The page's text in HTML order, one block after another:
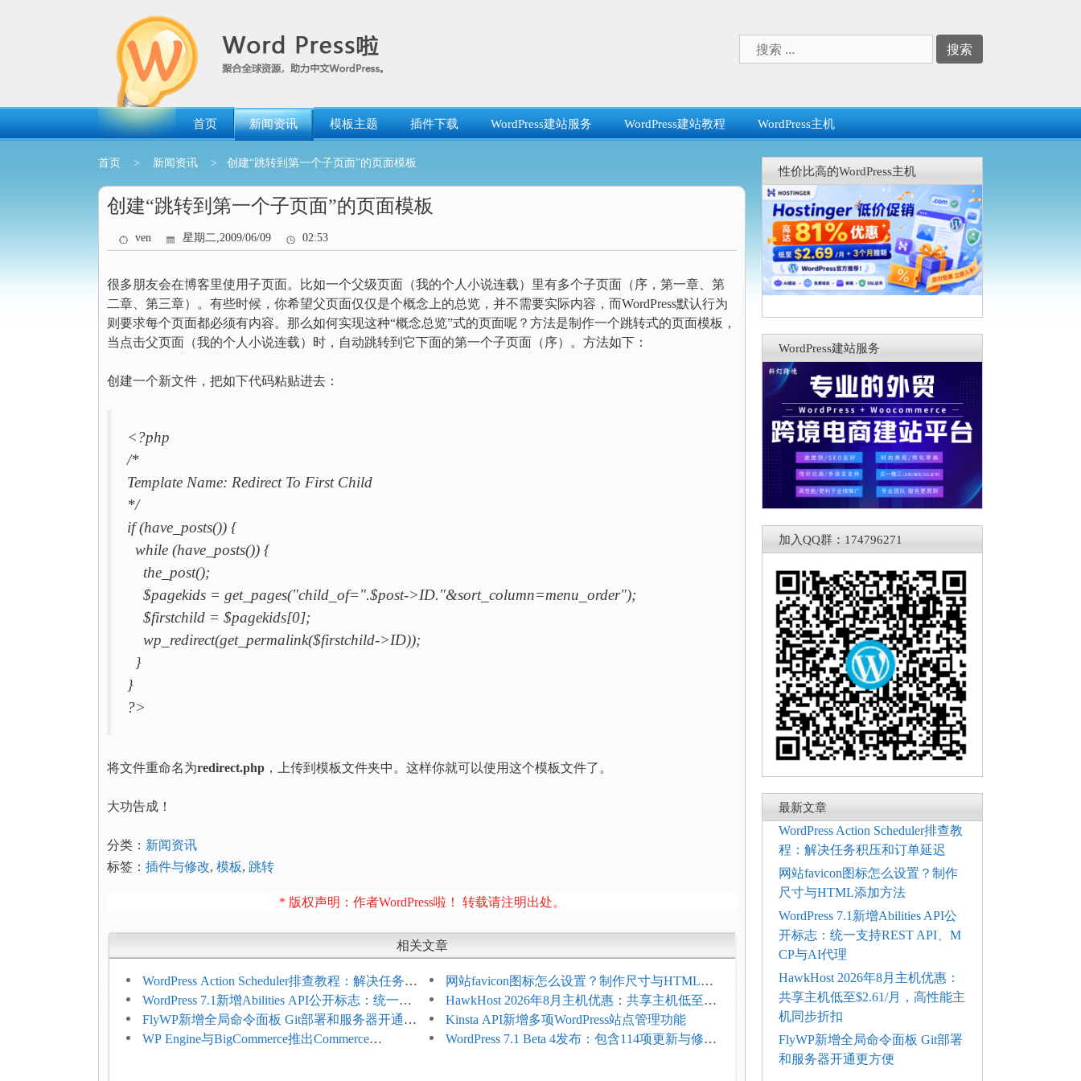
索：
首页 新闻资讯 模板主题 插件下载 WordPress建站服务 WordPress建站教程 WordPress主机
首页 > 新闻资讯 > 创建“跳转到第一个子页面”的页面模板
创建“跳转到第一个子页面”的页面模板
ven 星期二,2009/06/09 02:53
很多朋友会在博客里使用子页面。比如一个父级页面（我的个人小说连载）里有多个子页面（序，第一章、第
二章、第三章）。有些时候，你希望父页面仅仅是个概念上的总览，并不需要实际内容，而WordPress默认行为
则要求每个页面都必须有内容。那么如何实现这种“概念总览”式的页面呢？方法是制作一个跳转式的页面模板，
当点击父页面（我的个人小说连载）时，自动跳转到它下面的第一个子页面（序）。方法如下：
创建一个新文件，把如下代码粘贴进去：
<?php
/*
Template Name: Redirect To First Child
*/
if (have_posts()) {
while (have_posts()) {
the_post();
$pagekids = get_pages("child_of=".$post->ID."&sort_column=menu_order");
$firstchild = $pagekids[0];
wp_redirect(get_permalink($firstchild->ID));
}
}
?>
将文件重命名为redirect.php ，上传到模板文件夹中。这样你就可以使用这个模板文件了。
大功告成！
分类： 新闻资讯
标签： 插件与修改, 模板, 跳转
* 版权声明：作者WordPress啦！ 转载请注明出处。
相关文章
WordPress Action Scheduler排查教程：解决任务积
压和订单延迟
网站favicon图标怎么设置？制作尺寸与HTML添
加方法
WordPress 7.1新增Abilities API公开标志：统一支
持REST API、MCP与AI代理
HawkHost 2026年8月主机优惠：共享主机低至
$2.61/月，高性能主机同步折扣
FlyWP新增全局命令面板 Git部署和服务器开通更
方便
Kinsta API新增多项WordPress站点管理功能
WP Engine与BigCommerce推出Commerce
WordPress 7.1 Beta 4发布：包含114项更新与修
性价比高的WordPress主机
WordPress建站服务
加入QQ群：174796271
最新文章
WordPress Action Scheduler排查教
程：解决任务积压和订单延迟
网站favicon图标怎么设置？制作
尺寸与HTML添加方法
WordPress 7.1新增Abilities API公
开标志：统一支持REST API、M
CP与AI代理
HawkHost 2026年8月主机优惠：
共享主机低至$2.61/月，高性能主
机同步折扣
FlyWP新增全局命令面板 Git部署
和服务器开通更方便